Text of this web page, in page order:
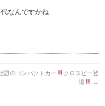
なんですかね
題のコンパクトカー
クロスビー登
場
→